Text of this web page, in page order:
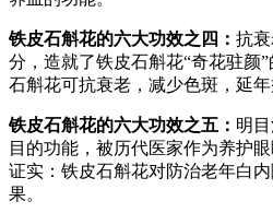
铁皮石斛花的六大功效之四： 抗
分，造就了铁皮石斛花“奇花驻颜
石斛花可抗衰老，减少色斑，延年
铁皮石斛花的六大功效之五： 明
目的功能，被历代医家作为养护
证实：铁皮石斛花对防治老年白
果。